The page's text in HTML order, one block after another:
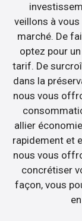
veillons à
marché. De
optez pour
tarif. De
dans la
nous vous
allier
rapidement et
nous vous
concrétiser
façon, vous